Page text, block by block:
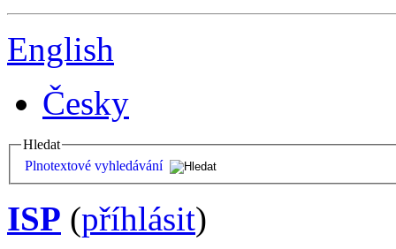
English
Česky
Hledat
Plnotextové vyhledávání
ISP (příhlásit)